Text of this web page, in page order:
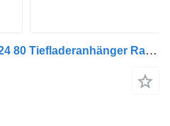
Goldhofer Tieflader TU 3-24 80 Tiefladeranhänger Rampen